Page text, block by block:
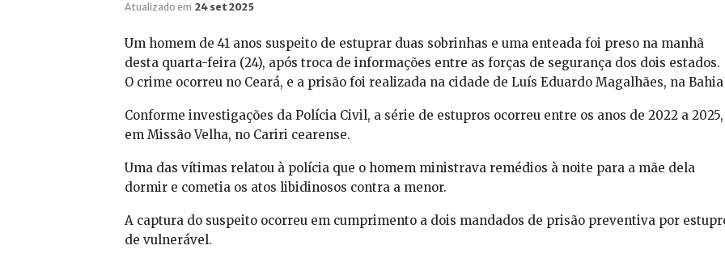
Atualizado em 24 set 2025
Um homem de 41 anos suspeito de estuprar duas sobrinhas e uma enteada foi preso na manhã
desta quarta-feira (24), após troca de informações entre as forças de segurança dos dois estados.
O crime ocorreu no Ceará, e a prisão foi realizada na cidade de Luís Eduardo Magalhães, na Bahia
Conforme investigações da Polícia Civil, a série de estupros ocorreu entre os anos de 2022 a 2025,
em Missão Velha, no Cariri cearense.
Uma das vítimas relatou à polícia que o homem ministrava remédios à noite para a mãe dela
dormir e cometia os atos libidinosos contra a menor.
A captura do suspeito ocorreu em cumprimento a dois mandados de prisão preventiva por
de vulnerável.